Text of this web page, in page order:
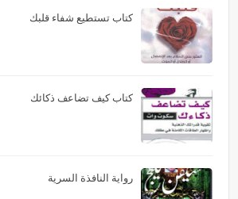
كتاب تستطيع شفاء قلبك
كتاب كيف تضاعف ذكائك
رواية النافذة السرية